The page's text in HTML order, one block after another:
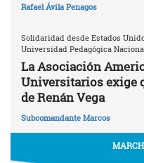
Rafael Ávila Penagos
Solidaridad desde Estados
Universidad Pedagógica
La Asociación
Universitarios exige
de Renán Vega
Subcomandante Marcos